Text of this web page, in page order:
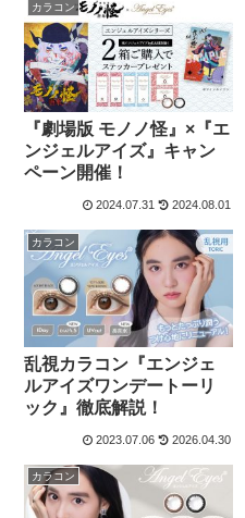
カラコン
『劇場版 モノノ怪』×『エ
ンジェルアイズ』キャン
ペーン開催！
2024.07.31 2024.08.01
カラコン
乱視カラコン『エンジェ
ルアイズワンデートーリ
ック』徹底解説！
2023.07.06 2026.04.30
カラコン